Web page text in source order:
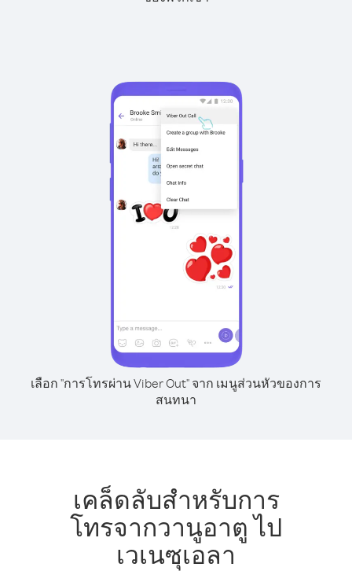
เลือก "การโทรผ่าน Viber Out" จาก เมนูส่วนหัวของการ
สนทนา
เคล็ดลับสำหรับการ
โทรจากวานูอาตู ไป
เวเนซุเอลา